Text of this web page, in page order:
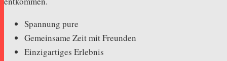
Spannung pure
Gemeinsame Zeit mit Freunden
Einzigartiges Erlebnis